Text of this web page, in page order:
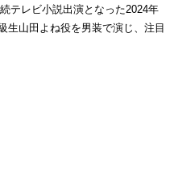
テレビ小説出演となった2024年
生山田よね役を男装で演じ、注目